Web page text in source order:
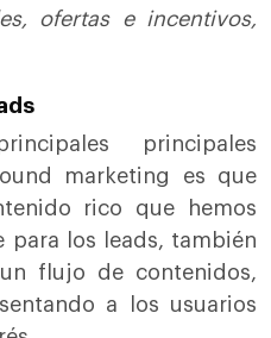
ofertas e incentivos,
principales
marketing es que
rico que hemos
para los leads, también
flujo de contenidos,
a los usuarios